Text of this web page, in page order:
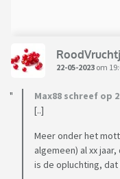
22-05-2023 om
Max88 schreef op
[..]
Meer onder het
algemeen) al xx
is de opluchting,